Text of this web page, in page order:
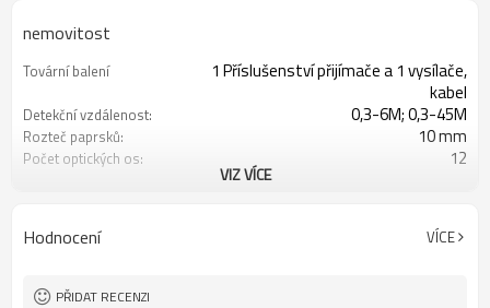
nemovitost
Tovární balení
1 Příslušenství přijímače a 1 vysílače,
kabel
Detekční vzdálenost: 0,3-6M; 0,3-45M
Rozteč paprsků: 10 mm
Počet optických os: 12
Zástrčka rozhraní Vybaveno konektorem M16
Osvědčení:
VIZ VÍCE
Hodnocení VÍCE
PŘIDAT RECENZI